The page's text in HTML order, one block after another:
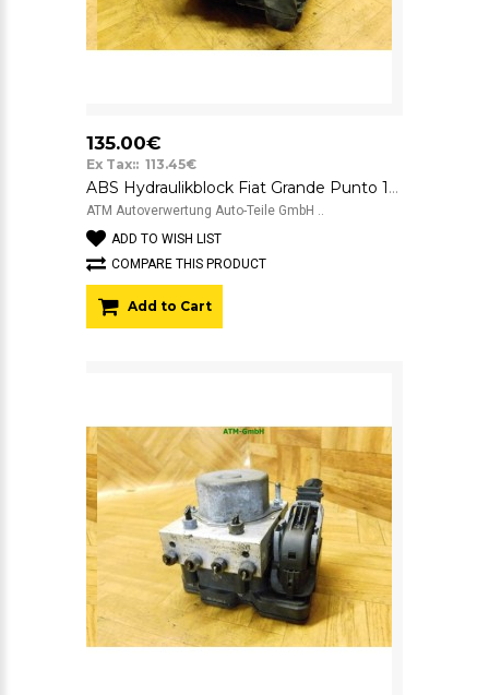
135.00€
Ex Tax:: 113.45€
ABS Hydraulikblock Fiat Grande Punto 199 Bosch ESP 51894801 0265251997
ATM Autoverwertung Auto-Teile GmbH ..
ADD TO WISH LIST
COMPARE THIS PRODUCT
Add to Cart